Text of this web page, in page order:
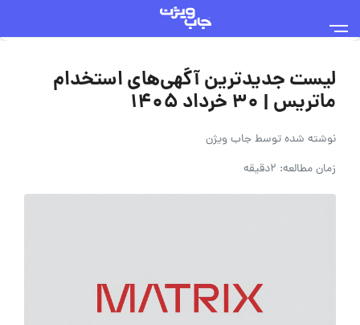
لیست جدیدترین آگهی‌های استخدام
ماتریس | ۳۰ خرداد ۱۴۰۵
نوشته شده توسطجاب ویژن
زمان مطالعه: 2دقیقه